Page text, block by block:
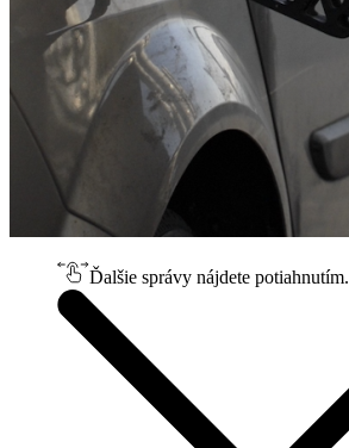
Ďalšie správy nájdete potiahnutím.